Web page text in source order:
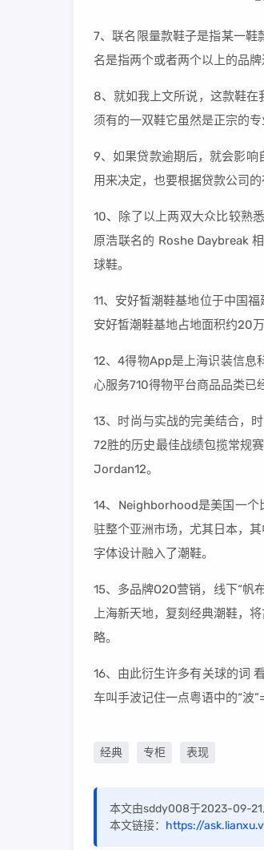
7、联名限量款鞋子是指某一鞋
名是指两个或者两个以上的品
8、就如我上文所说，这款鞋在
须有的一双鞋它虽然是正宗的
9、如果贷款逾期后，就会影响
用来决定，也要根据贷款公司
10、除了以上两双大众比较熟
原浩联名的 Roshe Daybreak
球鞋。
11、安好皙潮鞋基地位于中国
安好皙潮鞋基地占地面积约20
12、4得物App是上海识装信息
心服务710得物平台商品品类已
13、时尚与实战的完美结合，
72胜的历史最佳战绩包揽常规
Jordan12。
14、Neighborhood是美国一个
驻整个亚洲市场，尤其日本，
字体设计融入了潮鞋。
15、多品牌O2O营销，线下“帆
上海新天地，复刻经典潮鞋，
略。
16、由此衍生许多有关球的词
车叫手波记住一点粤语中的“波
经典 专柜 表现
本文由sddy008于2023-09-21
本文链接： https://